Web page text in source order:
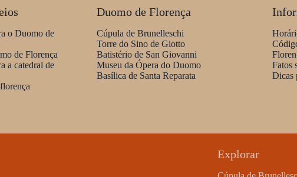
o Duomo de
de Florença
a catedral de
Duomo de Florença
Cúpula de Brunelleschi
Torre do Sino de Giotto
Batistério de San Giovanni
Museu da Ópera do Duomo
Basílica de Santa Reparata
Fatos
Dicas
Explorar